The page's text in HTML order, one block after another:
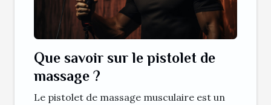
Que savoir sur le pistolet de
massage ?
Le pistolet de massage musculaire est un